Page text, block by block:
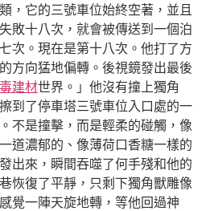
，它的三號車位始終空著，並且
敗十八次，就會被傳送到一個泊
次。現在是第十八次。他打了方
方向猛地偏轉。後視鏡發出最後
建材世界。」他沒有撞上獨角
到了停車塔三號車位入口處的一
不是撞擊，而是輕柔的碰觸，像
道濃郁的、像薄荷口香糖一樣的
出來，瞬間吞噬了何手殘和他的
恢復了平靜，只剩下獨角獸雕像
覺一陣天旋地轉，等他回過神